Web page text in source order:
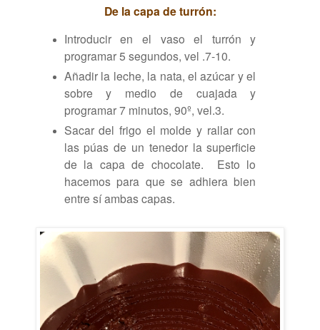
De la capa de turrón:
Introducir en el vaso el turrón y
programar 5 segundos, vel .7-10.
Añadir la leche, la nata, el azúcar y el
sobre y medio de cuajada y
programar 7 minutos, 90º, vel.3.
Sacar del frigo el molde y rallar con
las púas de un tenedor la superficie
de la capa de chocolate. Esto lo
hacemos para que se adhiera bien
entre sí ambas capas.